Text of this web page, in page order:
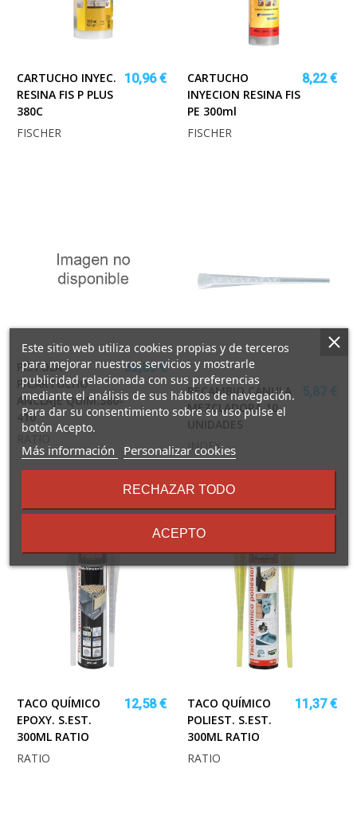
CARTUCHO INYEC.
RESINA FIS P PLUS
380C
10,96 €
FISCHER
CARTUCHO
INYECION RESINA FIS
PE 300ml
8,22 €
FISCHER
PISTOLA
P/CARTUCHO
ANCLAJE QUIM.380-
410
32,89 €
RECAMBIO CÁNULA
MEZCLADORA 10
UNIDADES
INDEX
TACO QUÍMICO
EPOXY. S.EST.
300ML RATIO
12,58 €
RATIO
TACO QUÍMICO
POLIEST. S.EST.
300ML RATIO
11,37 €
RATIO
Este sitio web utiliza cookies propias y de terceros
para mejorar nuestros servicios y mostrarle
publicidad relacionada con sus preferencias
mediante el análisis de sus hábitos de navegación.
Para dar su consentimiento sobre su uso pulse el
botón Acepto.
Más información
sobre
términos
condiciones
Personalizar cookies
RECHAZAR TODO
ACEPTO